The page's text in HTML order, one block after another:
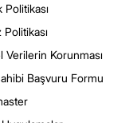
Politikası
Verilerin Korunması
Başvuru Formu